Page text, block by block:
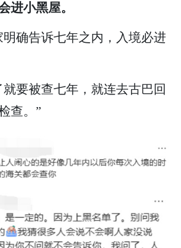
进小黑屋。
明确告诉七年之内，入境必进
就要被查七年，就连去古巴回
查。”